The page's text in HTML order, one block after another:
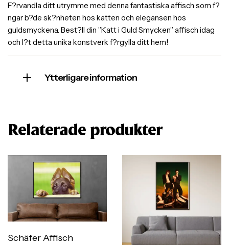
F?rvandla ditt utrymme med denna fantastiska affisch som f?
ngar b?de sk?nheten hos katten och elegansen hos
guldsmyckena. Best?ll din ”Katt i Guld Smycken” affisch idag
och l?t detta unika konstverk f?rgylla ditt hem!
Ytterligare information
Relaterade produkter
Schäfer Affisch